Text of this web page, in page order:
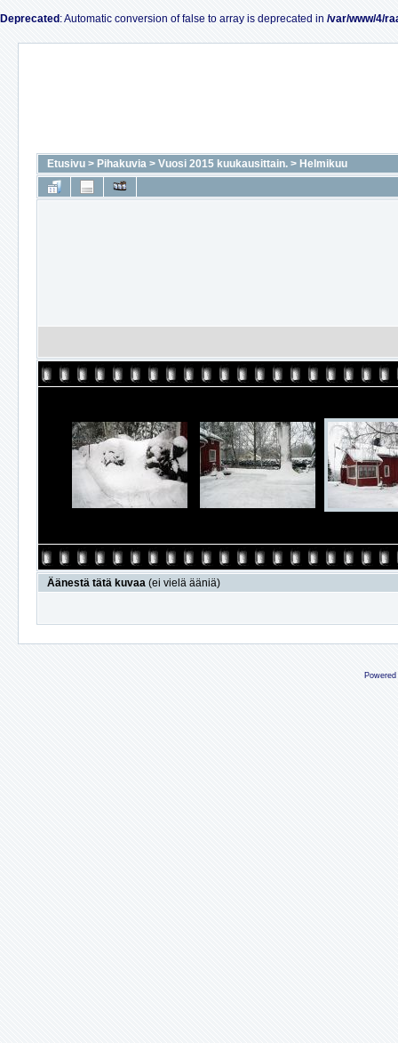
Deprecated : Automatic conversion of false to array is deprecated in /var/www/4/
Etusivu > Pihakuvia > Vuosi 2015 kuukausittain. > Helmikuu
Äänestä tätä kuvaa (ei vielä ääniä)